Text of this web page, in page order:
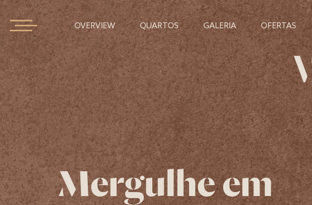
OVERVIEW QUARTOS GALERIA OFERTAS
Mergulhe em